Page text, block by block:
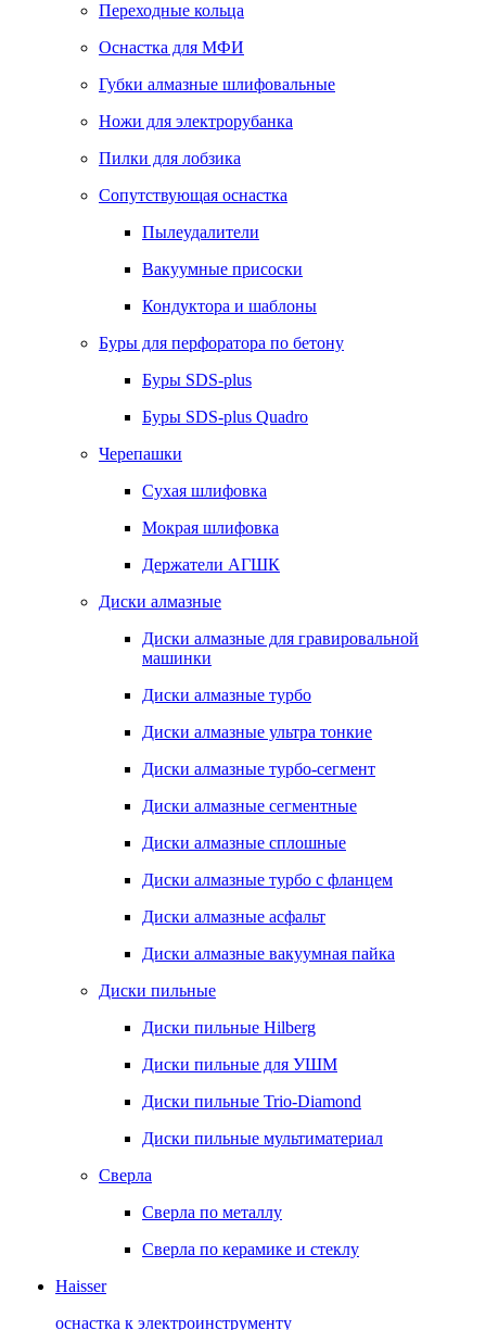
Переходные кольца
Оснастка для МФИ
Губки алмазные шлифовальные
Ножи для электрорубанка
Пилки для лобзика
Сопутствующая оснастка
Пылеудалители
Вакуумные присоски
Кондуктора и шаблоны
Буры для перфоратора по бетону
Буры SDS-plus
Буры SDS-plus Quadro
Черепашки
Сухая шлифовка
Мокрая шлифовка
Держатели АГШК
Диски алмазные
Диски алмазные для гравировальной
машинки
Диски алмазные турбо
Диски алмазные ультра тонкие
Диски алмазные турбо-сегмент
Диски алмазные сегментные
Диски алмазные сплошные
Диски алмазные турбо с фланцем
Диски алмазные асфальт
Диски алмазные вакуумная пайка
Диски пильные
Диски пильные Hilberg
Диски пильные для УШМ
Диски пильные Trio-Diamond
Диски пильные мультиматериал
Сверла
Сверла по металлу
Сверла по керамике и стеклу
Haisser
оснастка к электроинструменту